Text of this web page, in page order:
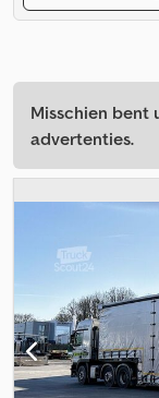
Misschien bent
advertenties.